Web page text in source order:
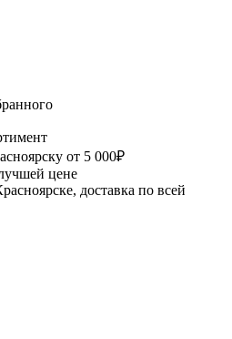
от 5 000₽
цене
доставка по всей